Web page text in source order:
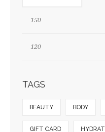
TAGS
BEAUTY BODY
GIFT CARD